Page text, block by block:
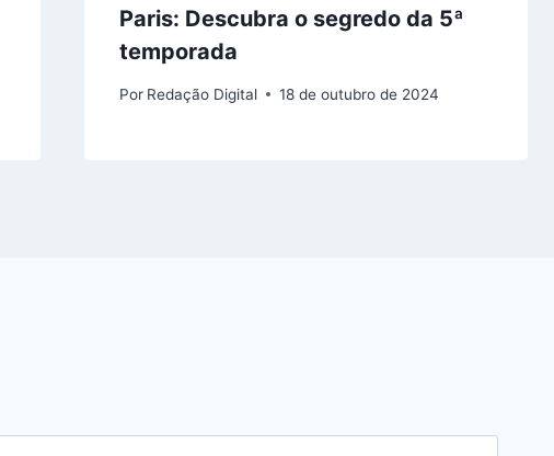
Paris: Descubra o segredo da 5ª
temporada
Por Redação Digital 18 de outubro de 2024